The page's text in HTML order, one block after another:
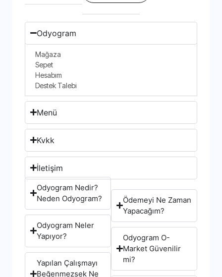
Odyogram
Mağaza
Sepet
Hesabım
Destek Talebi
Menü
Kvkk
İletişim
Odyogram Nedir?
Neden Odyogram?
Odyogram Neler
Yapıyor?
Yapılan Çalışmayı
Beğenmezsek Ne
Ödemeyi Ne Zaman
Yapacağım?
Odyogram O-
Market Güvenilir
mi?